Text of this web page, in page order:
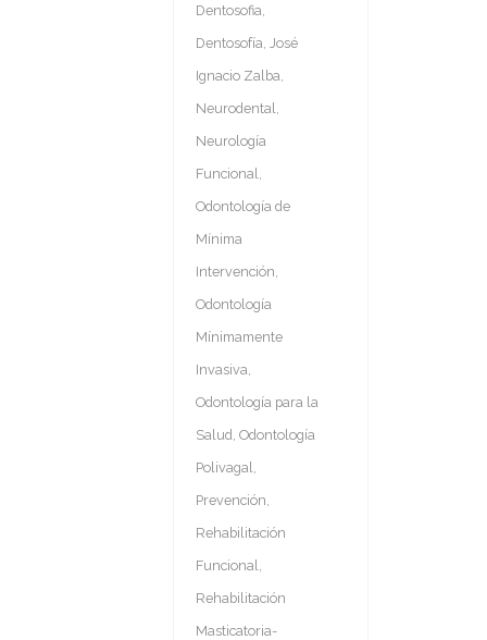
Dentosofia
Dentosofía
José
Ignacio Zalba
Neurodental
Neurología
Funcional
Odontología de
Mínima
Intervención
Odontología
Mínimamente
Invasiva
Odontología para la
Salud Odontología
Polivagal
Prevención
Rehabilitación
Funcional
Rehabilitación
Masticatoria-